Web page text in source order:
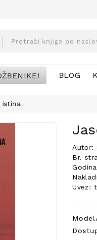
BLOG
istina
Autor:
Br.
Uvez: